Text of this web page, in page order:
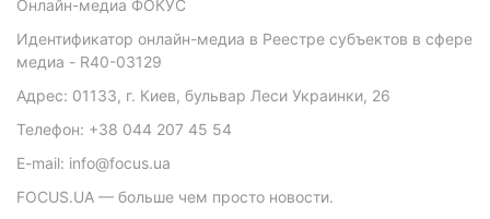
Онлайн-медиа ФОКУС
Идентификатор онлайн-медиа в Реестре субъектов в сфере
медиа - R40-03129
Адрес: 01133, г. Киев, бульвар Леси Украинки, 26
Телефон: +38 044 207 45 54
E-mail: info@focus.ua
FOCUS.UA — больше чем просто новости.